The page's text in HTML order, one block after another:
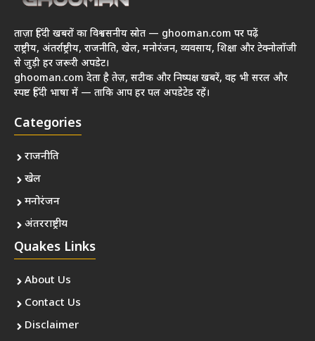
ताज़ा हिंदी खबरों का विश्वसनीय स्रोत — ghooman.com पर पढ़ें
राष्ट्रीय, अंतर्राष्ट्रीय, राजनीति, खेल, मनोरंजन, व्यवसाय, शिक्षा और टेक्नोलॉजी
से जुड़ी हर जरूरी अपडेट।
ghooman.com देता है तेज़, सटीक और निष्पक्ष खबरें, वह भी सरल और
स्पष्ट हिंदी भाषा में — ताकि आप हर पल अपडेटेड रहें।
Categories
राजनीति
खेल
मनोरंजन
अंतरराष्ट्रीय
Quakes Links
About Us
Contact Us
Disclaimer